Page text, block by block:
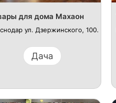
для дома Махаон
ул. Дзержинского, 100.
Дача